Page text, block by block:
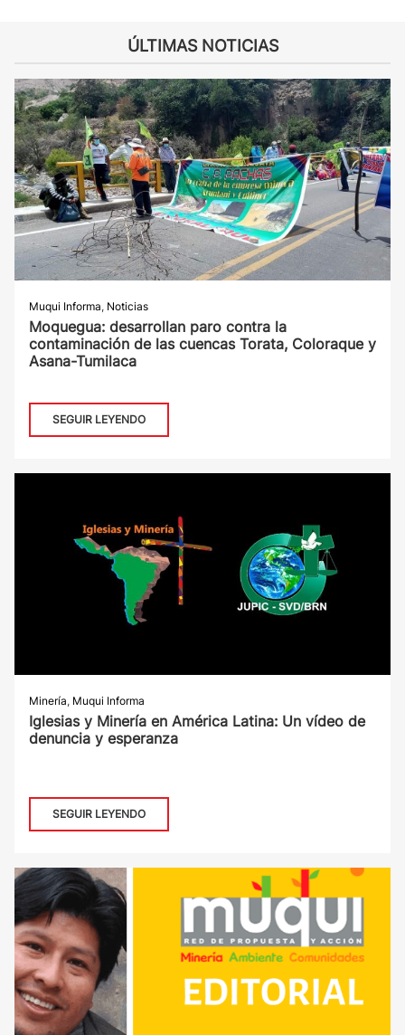
ÚLTIMAS NOTICIAS
Muqui Informa, Noticias
Moquegua: desarrollan paro contra la
contaminación de las cuencas Torata, Coloraque y
Asana-Tumilaca
SEGUIR LEYENDO
Minería, Muqui Informa
Iglesias y Minería en América Latina: Un vídeo de
denuncia y esperanza
SEGUIR LEYENDO